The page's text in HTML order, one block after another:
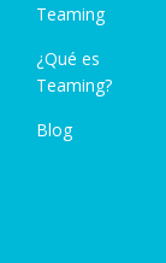
Teaming
¿Qué es
Teaming?
Blog